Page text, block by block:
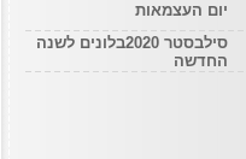
יום העצמאות
סילבסטר 2020בלונים לשנה
החדשה